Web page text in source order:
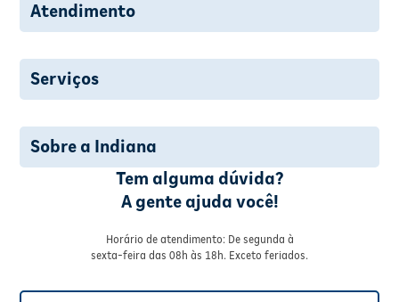
Atendimento
Serviços
Sobre a Indiana
Tem alguma dúvida?
A gente ajuda você!
Horário de atendimento: De segunda à
sexta-feira das 08h às 18h. Exceto feriados.